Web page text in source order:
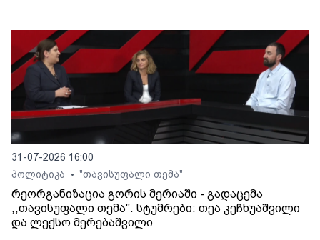
31-07-2026 16:00
პოლიტიკა
• "თავისუფალი თემა"
რეორგანიზაცია გორის მერიაში - გადაცემა
,,თავისუფალი თემა". სტუმრები: თეა კეჩხუაშვილი
და ლექსო მერებაშვილი